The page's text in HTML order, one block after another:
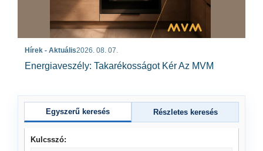
Hírek - Aktuális2026. 08. 07.
Energiaveszély: Takarékosságot Kér Az MVM
Egyszerű keresés Részletes keresés
Kulcsszó: